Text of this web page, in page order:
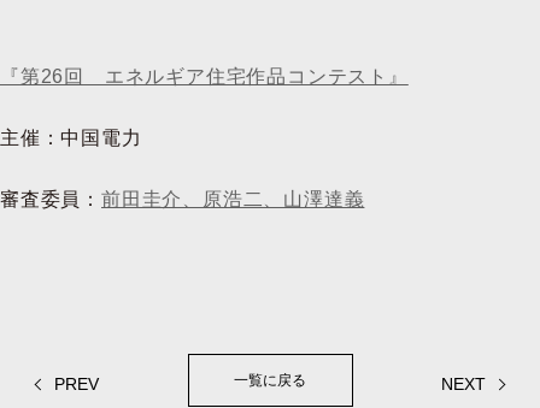
『第26回 エネルギア住宅作品コンテスト』
主催：中国電力
審査委員： 前田圭介、原浩二、山澤達義
PREV NEXT
一覧に戻る